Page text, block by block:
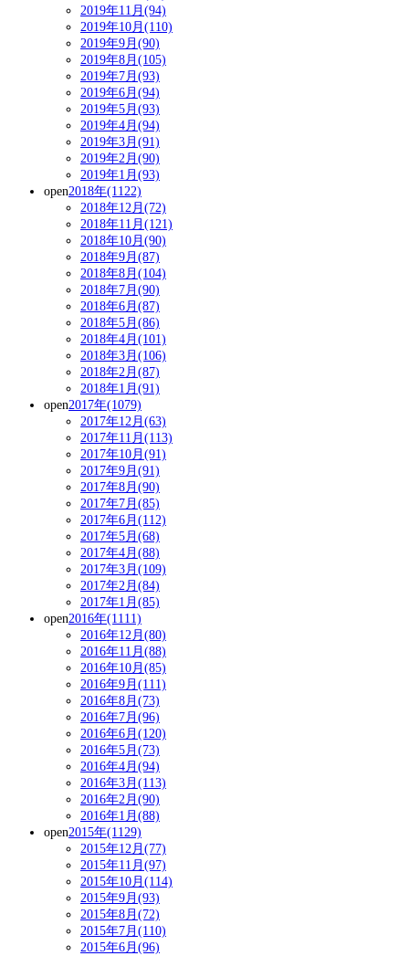
2019年11月(94)
2019年10月(110)
2019年9月(90)
2019年8月(105)
2019年7月(93)
2019年6月(94)
2019年5月(93)
2019年4月(94)
2019年3月(91)
2019年2月(90)
2019年1月(93)
open2018年(1122)
2018年12月(72)
2018年11月(121)
2018年10月(90)
2018年9月(87)
2018年8月(104)
2018年7月(90)
2018年6月(87)
2018年5月(86)
2018年4月(101)
2018年3月(106)
2018年2月(87)
2018年1月(91)
open2017年(1079)
2017年12月(63)
2017年11月(113)
2017年10月(91)
2017年9月(91)
2017年8月(90)
2017年7月(85)
2017年6月(112)
2017年5月(68)
2017年4月(88)
2017年3月(109)
2017年2月(84)
2017年1月(85)
open2016年(1111)
2016年12月(80)
2016年11月(88)
2016年10月(85)
2016年9月(111)
2016年8月(73)
2016年7月(96)
2016年6月(120)
2016年5月(73)
2016年4月(94)
2016年3月(113)
2016年2月(90)
2016年1月(88)
open2015年(1129)
2015年12月(77)
2015年11月(97)
2015年10月(114)
2015年9月(93)
2015年8月(72)
2015年7月(110)
2015年6月(96)